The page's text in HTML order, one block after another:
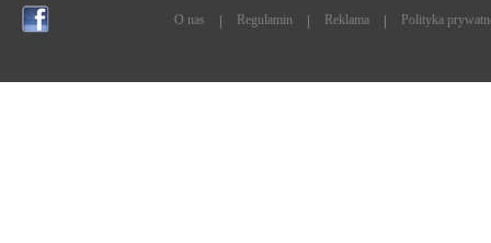
O nas Regulamin Reklama Polityka